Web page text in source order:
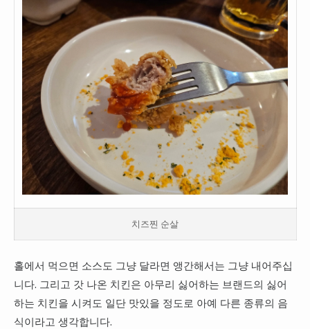
치즈찐 순살
홀에서 먹으면 소스도 그냥 달라면 앵간해서는 그냥 내어주십
니다. 그리고 갓 나온 치킨은 아무리 싫어하는 브랜드의 싫어
하는 치킨을 시켜도 일단 맛있을 정도로 아예 다른 종류의 음
식이라고 생각합니다.